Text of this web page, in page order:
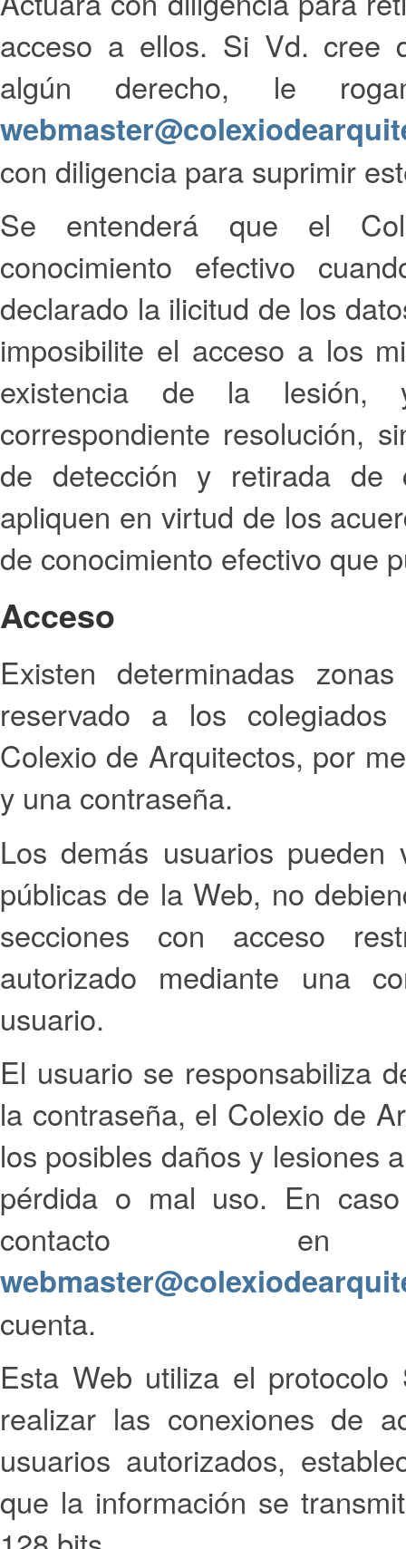
acceso a ellos. Si Vd. cree
algún derecho, le
con diligencia para suprimir
Se entenderá que el
conocimiento efectivo
declarado la ilicitud de los
imposibilite el acceso a los
existencia de la lesión,
correspondiente resolución,
de detección y retirada de
apliquen en virtud de los
de conocimiento efectivo que
Acceso
Existen determinadas
reservado a los
Colexio de Arquitectos, por
y una contraseña.
Los demás usuarios
públicas de la Web, no
secciones con acceso
autorizado mediante una
usuario.
El usuario se responsabiliza
la contraseña, el Colexio de
los posibles daños y lesiones
pérdida o mal uso. En
contacto
cuenta.
Esta Web utiliza el
realizar las conexiones de
usuarios autorizados,
que la información se